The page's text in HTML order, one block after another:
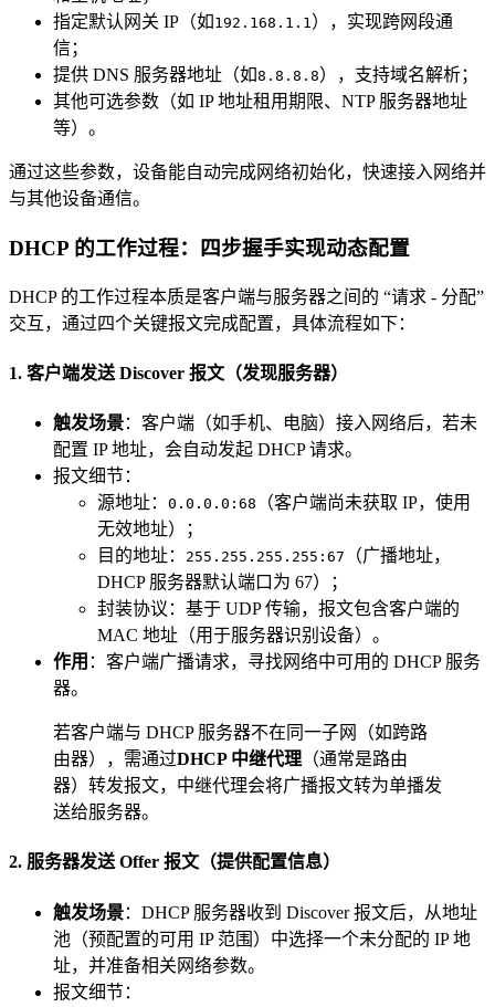
指定默认网关 IP（如 192.168.1.1），实现跨网段通
信；
提供 DNS 服务器地址（如8.8.8.8），支持域名解析；
其他可选参数（如 IP 地址租用期限、NTP 服务器地址
等）。
通过这些参数，设备能自动完成网络初始化，快速接入网络并
与其他设备通信。
DHCP 的工作过程：四步握手实现动态配置
DHCP 的工作过程本质是客户端与服务器之间的 “请求 - 分配”
交互，通过四个关键报文完成配置，具体流程如下：
1. 客户端发送 Discover 报文（发现服务器）
触发场景：客户端（如手机、电脑）接入网络后，若未
配置 IP 地址，会自动发起 DHCP 请求。
报文细节：
源地址： 0.0.0.0:68
（客户端尚未获取 IP，使用
无效地址）；
目的地址：
255.255.255.255:67
（广播地址，
DHCP 服务器默认端口为 67）；
封装协议：基于 UDP 传输，报文包含客户端的
MAC 地址（用于服务器识别设备）。
作用 ：客户端广播请求，寻找网络中可用的 DHCP 服务
器。
若客户端与 DHCP 服务器不在同一子网（如跨路
由器），需通过DHCP 中继代理 （通常是路由
器）转发报文，中继代理会将广播报文转为单播发
送给服务器。
2. 服务器发送 Offer 报文（提供配置信息）
触发场景：DHCP 服务器收到 Discover 报文后，从地址
池（预配置的可用 IP 范围）中选择一个未分配的 IP 地
址，并准备相关网络参数。
报文细节：